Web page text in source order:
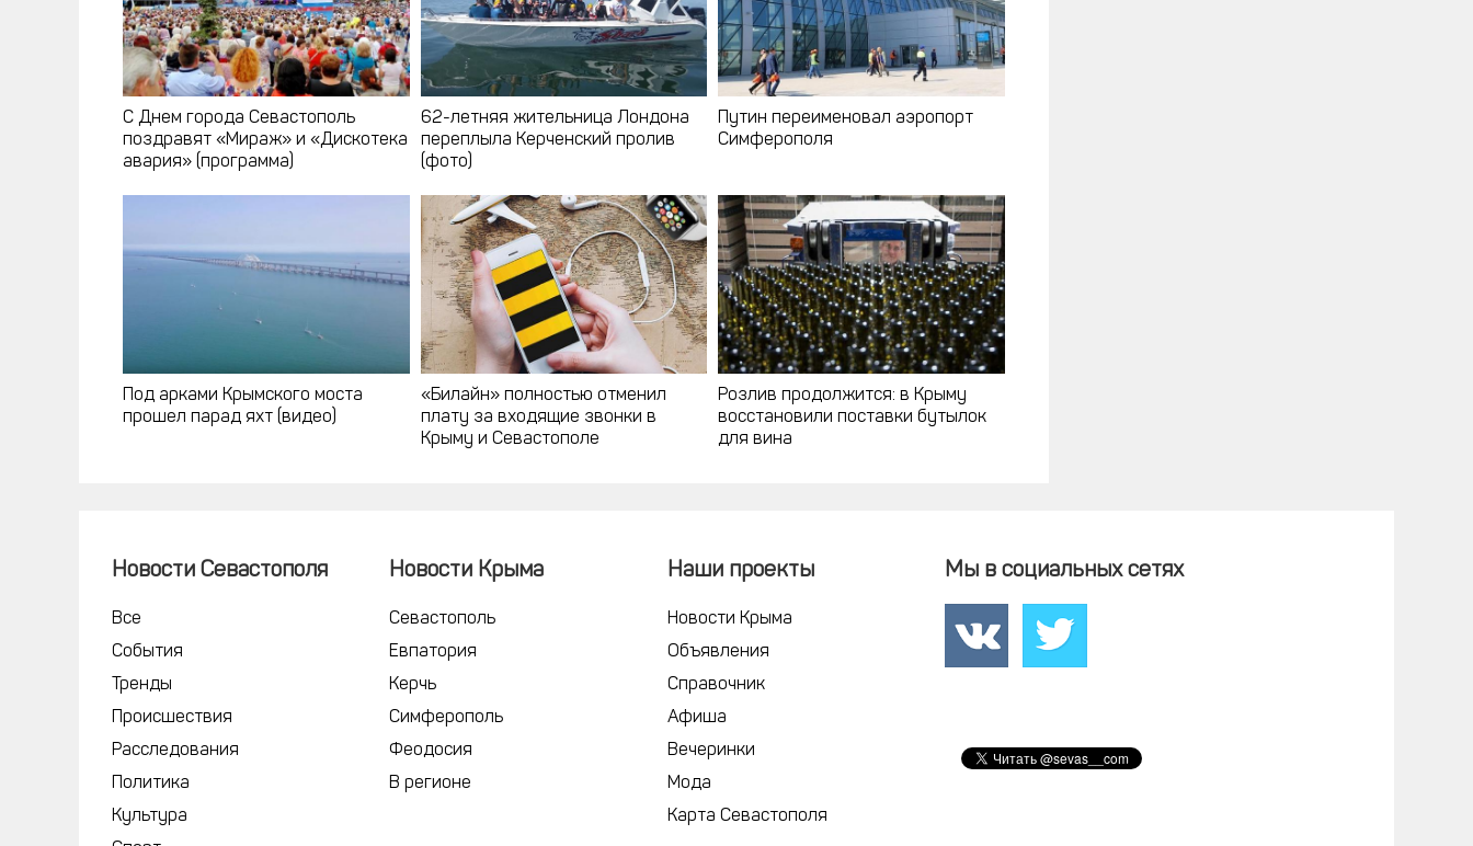
С Днем города Севастополь
поздравят «Мираж» и «Дискотека
авария» (программа)
62-летняя жительница Лондона
переплыла Керченский пролив
(фото)
Путин переименовал аэропорт
Симферополя
Под арками Крымского моста
прошел парад яхт (видео)
«Билайн» полностью отменил
плату за входящие звонки в
Крыму и Севастополе
Розлив продолжится: в Крыму
восстановили поставки бутылок
для вина
Новости Севастополя
Все
События
Тренды
Происшествия
Расследования
Политика
Культура
Новости Крыма
Севастополь
Евпатория
Керчь
Симферополь
Феодосия
В регионе
Наши проекты
Новости Крыма
Объявления
Справочник
Афиша
Вечеринки
Мода
Карта Севастополя
Мы в социальных сетях